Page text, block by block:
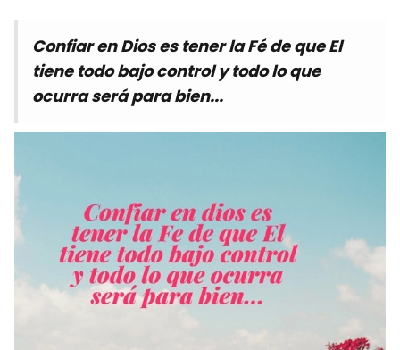
Confiar en Dios es tener la Fé de que El
tiene todo bajo control y todo lo que
ocurra será para bien...